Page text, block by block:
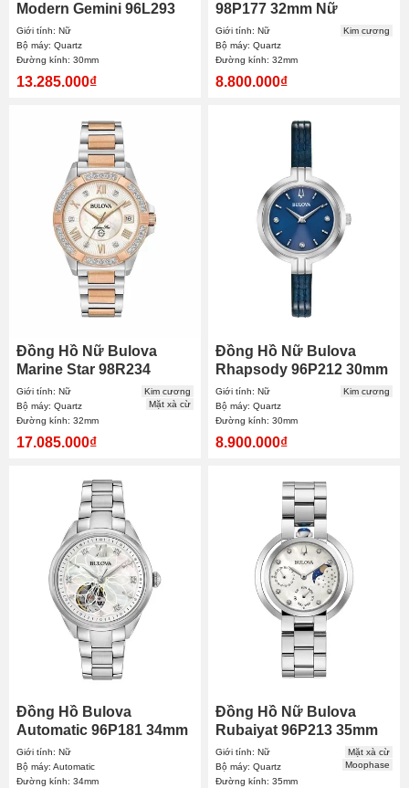
Modern Gemini 96L293
30mm
Giới tính: Nữ
Bộ máy: Quartz
Đường kính: 30mm
13.285.000₫
98P177 32mm Nữ
Giới tính: Nữ
Bộ máy: Quartz
Đường kính: 32mm
Kim cương
8.800.000₫
Đồng Hồ Nữ Bulova
Marine Star 98R234
32mm
Giới tính: Nữ
Bộ máy: Quartz
Đường kính: 32mm
Kim cương
Mặt xà cừ
17.085.000₫
Đồng Hồ Nữ Bulova
Rhapsody 96P212 30mm
Giới tính: Nữ
Bộ máy: Quartz
Đường kính: 30mm
Kim cương
8.900.000₫
Đồng Hồ Bulova
Automatic 96P181 34mm
Nữ
Giới tính: Nữ
Bộ máy: Automatic
Đường kính: 34mm
Đồng Hồ Nữ Bulova
Rubaiyat 96P213 35mm
Giới tính: Nữ
Bộ máy: Quartz
Đường kính: 35mm
Mặt xà cừ
Moophase